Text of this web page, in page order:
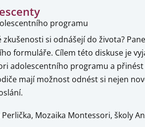
programu
zkušenosti si odnášejí do života?
formuláře. Cílem této diskuse je
adolescentního programu a
mají možnost odnést si nejen
Mozaika Montessori, školy